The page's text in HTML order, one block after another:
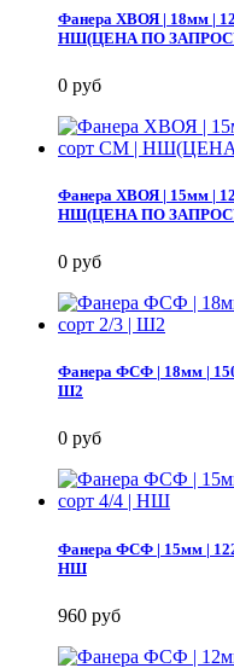
Фанера ХВОЯ | 18мм |
НШ(ЦЕНА ПО
0 руб
Фанера ХВОЯ | 15мм |
НШ(ЦЕНА ПО
0 руб
Фанера ФСФ | 18мм |
Ш2
0 руб
Фанера ФСФ | 15мм |
НШ
960 руб